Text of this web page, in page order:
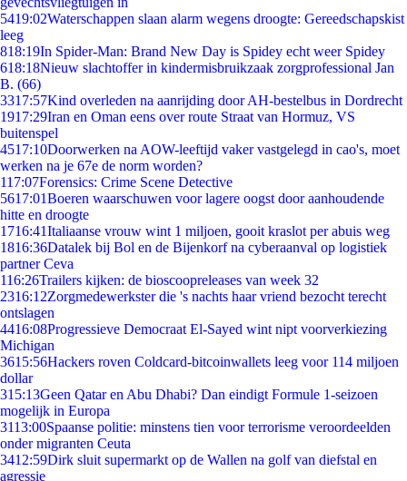
5419:02Waterschappen slaan alarm wegens droogte: Gereedschapskist
leeg
818:19In Spider-Man: Brand New Day is Spidey echt weer Spidey
618:18Nieuw slachtoffer in kindermisbruikzaak zorgprofessional Jan
B. (66)
3317:57Kind overleden na aanrijding door AH-bestelbus in Dordrecht
1917:29Iran en Oman eens over route Straat van Hormuz, VS
buitenspel
4517:10Doorwerken na AOW-leeftijd vaker vastgelegd in cao's, moet
werken na je 67e de norm worden?
117:07Forensics: Crime Scene Detective
5617:01Boeren waarschuwen voor lagere oogst door aanhoudende
hitte en droogte
1716:41Italiaanse vrouw wint 1 miljoen, gooit kraslot per abuis weg
1816:36Datalek bij Bol en de Bijenkorf na cyberaanval op logistiek
partner Ceva
116:26Trailers kijken: de bioscoopreleases van week 32
2316:12Zorgmedewerkster die 's nachts haar vriend bezocht terecht
ontslagen
4416:08Progressieve Democraat El-Sayed wint nipt voorverkiezing
Michigan
3615:56Hackers roven Coldcard-bitcoinwallets leeg voor 114 miljoen
dollar
315:13Geen Qatar en Abu Dhabi? Dan eindigt Formule 1-seizoen
mogelijk in Europa
3113:00Spaanse politie: minstens tien voor terrorisme veroordeelden
onder migranten Ceuta
3412:59Dirk sluit supermarkt op de Wallen na golf van diefstal en
agressie